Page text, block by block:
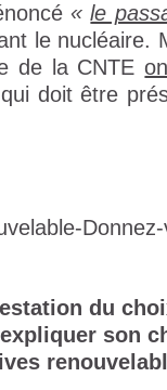
«le
le nucléaire.
de la CNTE
doit être
du
son